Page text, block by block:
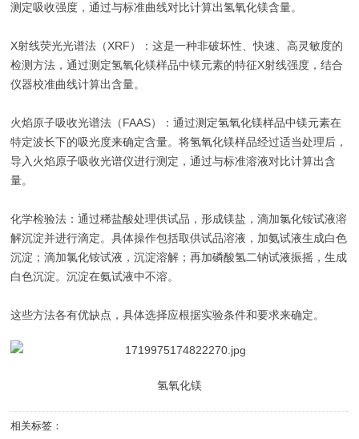
测定吸收强度，通过与标准曲线对比计算出氢氧化镁含量‌。
‌X射线荧光光谱法（XRF）‌：这是一种非破坏性、快速、高灵敏度的
检测方法，通过测定氢氧化镁样品中镁元素的特征X射线强度，结合
仪器校准曲线计算出含量‌。
‌火焰原子吸收光谱法（FAAS）‌：通过测定氢氧化镁样品中镁元素在
特定波长下的吸光度来确定含量。将氢氧化镁样品经过适当处理后，
导入火焰原子吸收光谱仪进行测定，通过与标准溶液对比计算出含
量‌。
‌化学检验法‌：通过稀盐酸处理供试品，形成镁盐，滴加氯化铵试液溶
解沉淀并进行滴定。具体操作包括取供试品溶液，加氨试液生成白色
沉淀；滴加氯化铵试液，沉淀溶解；再加磷酸氢二钠试液振摇，生成
白色沉淀。沉淀在氨试液中不溶‌。
这些方法各有优缺点，具体选择应根据实验条件和要求来确定。
氢氧化镁
相关标签：